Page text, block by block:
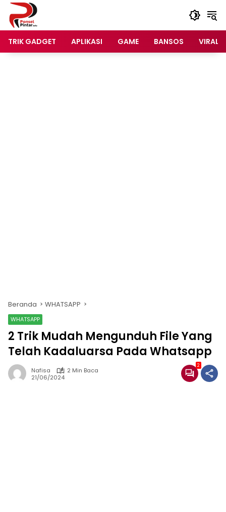
Langsung
konten
TRIK GADGET
APLIKASI GAME BANSOS VIRAL
Beranda WHATSAPP
WHATSAPP
2 Trik Mudah Mengunduh File Yang
Telah Kadaluarsa Pada Whatsapp
Nafisa
2 Min Baca
21/06/2024
2